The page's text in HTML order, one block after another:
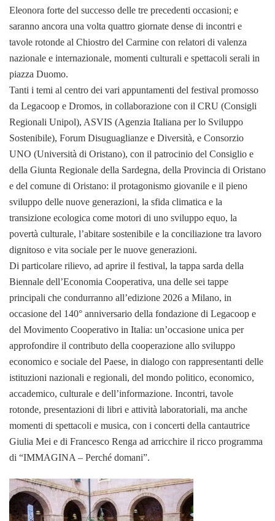
Eleonora forte del successo delle tre precedenti occasioni; e
saranno ancora una volta quattro giornate dense di incontri e
tavole rotonde al Chiostro del Carmine con relatori di valenza
nazionale e internazionale, momenti culturali e spettacoli serali in
piazza Duomo.
Tanti i temi al centro dei vari appuntamenti del festival promosso
da Legacoop e Dromos, in collaborazione con il CRU (Consigli
Regionali Unipol), ASVIS (Agenzia Italiana per lo Sviluppo
Sostenibile), Forum Disuguaglianze e Diversità, e Consorzio
UNO (Università di Oristano), con il patrocinio del Consiglio e
della Giunta Regionale della Sardegna, della Provincia di Oristano
e del comune di Oristano: il protagonismo giovanile e il pieno
sviluppo delle nuove generazioni, la sfida climatica e la
transizione ecologica come motori di uno sviluppo equo, la
povertà culturale, l’abitare sostenibile e la conciliazione tra lavoro
dignitoso e vita sociale per le nuove generazioni.
Di particolare rilievo, ad aprire il festival, la tappa sarda della
Biennale dell’Economia Cooperativa, una delle sei tappe
principali che condurranno all’edizione 2026 a Milano, in
occasione del 140° anniversario della fondazione di Legacoop e
del Movimento Cooperativo in Italia: un’occasione unica per
approfondire il contributo della cooperazione allo sviluppo
economico e sociale del Paese, in dialogo con rappresentanti delle
istituzioni nazionali e regionali, del mondo politico, economico,
accademico, culturale e dell’informazione. Incontri, tavole
rotonde, presentazioni di libri e attività laboratoriali, ma anche
momenti di spettacoli e musica, con i concerti della cantautrice
Giulia Mei e di Francesco Renga ad arricchire il ricco programma
di “IMMAGINA – Perché domani”.